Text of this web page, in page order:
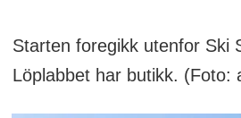
Starten foregikk utenfor Ski
Löplabbet har butikk. (Foto: